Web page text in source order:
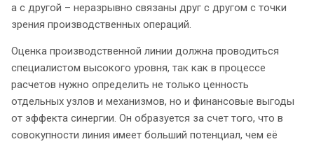
а с другой – неразрывно связаны друг с другом с точки
зрения производственных операций.
Оценка производственной линии должна проводиться
специалистом высокого уровня, так как в процессе
расчетов нужно определить не только ценность
отдельных узлов и механизмов, но и финансовые выгоды
от эффекта синергии. Он образуется за счет того, что в
совокупности линия имеет больший потенциал, чем её